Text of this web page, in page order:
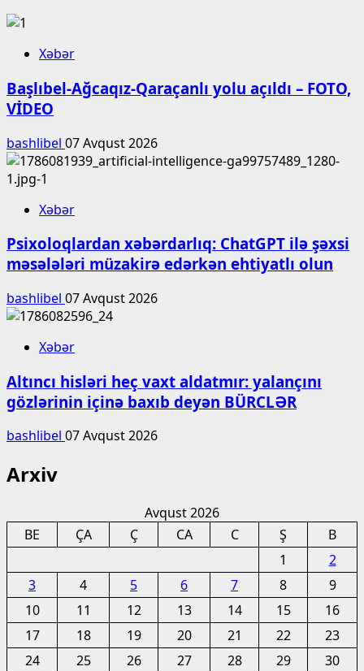
Xəbər
Başlıbel-Ağcaqız-Qaraçanlı yolu açıldı – FOTO,
VİDEO
bashlibel 07 Avqust 2026
Xəbər
Psixoloqlardan xəbərdarlıq: ChatGPT ilə şəxsi
məsələləri müzakirə edərkən ehtiyatlı olun
bashlibel 07 Avqust 2026
Xəbər
Altıncı hisləri heç vaxt aldatmır: yalançını
gözlərinin içinə baxıb deyən BÜRCLƏR
bashlibel 07 Avqust 2026
Arxiv
Avqust 2026
BE
ÇA Ç CA C Ş
B
1
2
3
4 5 6 7 8
9
10
11 12 13 14 15
16
17
18 19 20 21 22
23
24
25 26 27 28 29
30